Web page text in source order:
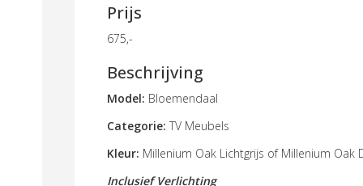
Prijs
675,-
Beschrijving
Model: Bloemendaal
Categorie: TV Meubels
Kleur: Millenium Oak Lichtgrijs of Millenium Oak
Inclusief Verlichting